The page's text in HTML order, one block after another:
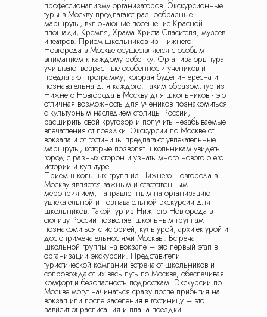
профессионализму организаторов. Экскурсионные
туры в Москву предлагают разнообразные
маршруты, включающие посещение Красной
площади, Кремля, Храма Христа Спасителя, музеев
и театров. Прием школьников из Нижнего
Новгорода в Москве осуществляется с особым
вниманием к каждому ребенку. Организаторы тура
учитывают возрастные особенности учеников и
предлагают программу, которая будет интересна и
познавательна для каждого. Таким образом, тур из
Нижнего Новгорода в Москву для школьников - это
отличная возможность для учеников познакомиться
с культурным наследием столицы России,
расширить свой кругозор и получить незабываемые
впечатления от поездки. Экскурсии по Москве от
вокзала и от гостиницы предлагают увлекательные
маршруты, которые позволят школьникам увидеть
город с разных сторон и узнать много нового о его
истории и культуре.
Прием школьных групп из Нижнего Новгорода в
Москву является важным и ответственным
мероприятием, направленным на организацию
увлекательной и познавательной экскурсии для
школьников. Такой тур из Нижнего Новгорода в
столицу России позволяет школьным группам
познакомиться с историей, культурой, архитектурой и
достопримечательностями Москвы. Встреча
школьной группы на вокзале – это первый этап в
организации экскурсии. Представители
туристической компании встречают школьников и
сопровождают их весь путь по Москве, обеспечивая
комфорт и безопасность подросткам. Экскурсии по
Москве могут начинаться сразу после прибытия на
вокзал или после заселения в гостиницу – это
зависит от расписания и плана поездки.
Обращаем ваше внимание на то, что вся
представленная на сайте информация носит
исключительно информационный характер
и ни при каких условиях не является
публичной офертой определяемой
положениями Статьи 437(2) Гражданского
кодекса Российской Федерации.
Продолжая использовать наш сайт, вы даете
согласие на обработку файлов cookie,
пользовательских данных в целях
функционирования сайта. Если вы не хотите,
чтобы ваши данные обрабатывались, покиньте
ООО КЛУБ ПУТЕШЕСТВИЙ «МАРШРУТЫ»
Российская Федерация, 140 000,
МОСКОВСКАЯ ОБЛ, Г ЛЮБЕРЦЫ,
УЛ КОТЕЛЬНИЧЕСКАЯ, дом 18, КОМ 14
ИНН: 5 027 309 388 / КПП: 502 701 001 /
Реестровый номер туроператора: В031-00161-
77/01529540
Политика обработки персональных данных
Положение № 1 о работе с персональными
На сайте использованы изображения с
платных фотостоков c лицензией на
коммерческое использование: ru.freepik.com,
unsplash.com, shutterstock.com, canva.com, а
также с сайтов партнеров по документальному
разрешению на использование
интеллектуальной собственностью. Также на
сайте используется материал